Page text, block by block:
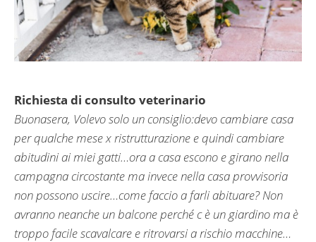
Richiesta di consulto veterinario
Buonasera, Volevo solo un consiglio:devo cambiare casa
per qualche mese x ristrutturazione e quindi cambiare
abitudini ai miei gatti…ora a casa escono e girano nella
campagna circostante ma invece nella casa provvisoria
non possono uscire…come faccio a farli abituare? Non
avranno neanche un balcone perché c è un giardino ma è
troppo facile scavalcare e ritrovarsi a rischio macchine…